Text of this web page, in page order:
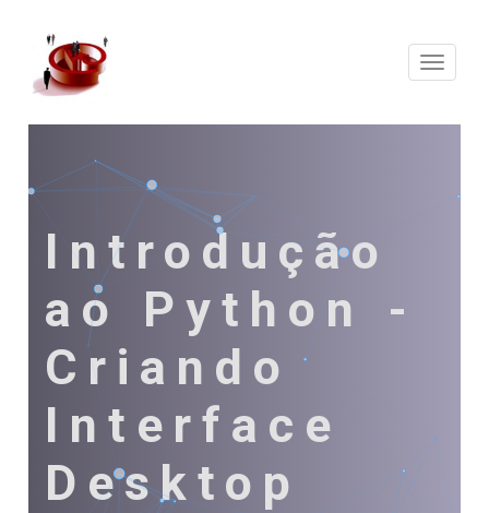
Introdução
ao Python -
Criando
Interface
Desktop